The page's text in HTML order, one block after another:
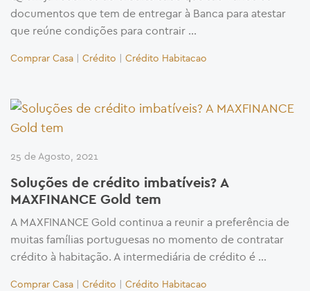
documentos que tem de entregar à Banca para atestar
que reúne condições para contrair …
Comprar Casa | Crédito | Crédito Habitacao
25 de Agosto, 2021
Soluções de crédito imbatíveis? A
MAXFINANCE Gold tem
A MAXFINANCE Gold continua a reunir a preferência de
muitas famílias portuguesas no momento de contratar
crédito à habitação. A intermediária de crédito é …
Comprar Casa | Crédito | Crédito Habitacao